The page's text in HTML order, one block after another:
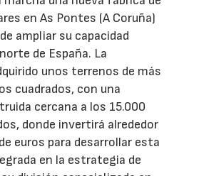
en As Pontes (A Coruña)
ampliar su capacidad
de España. La
unos terrenos de más
cuadrados, con una
cercana a los 15.000
donde invertirá alrededor
euros para desarrollar esta
en la estrategia de